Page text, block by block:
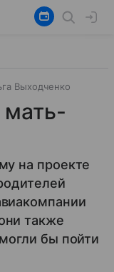
Выходченко
мать-
на проекте
также
бы пойти